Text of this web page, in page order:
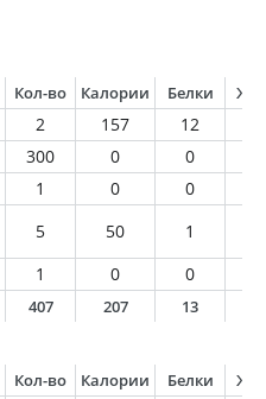
Кол-во Калории Белки
2 157 12
300 0 0
1 0 0
5 50 1
1 0 0
407 207 13
Кол-во Калории Белки